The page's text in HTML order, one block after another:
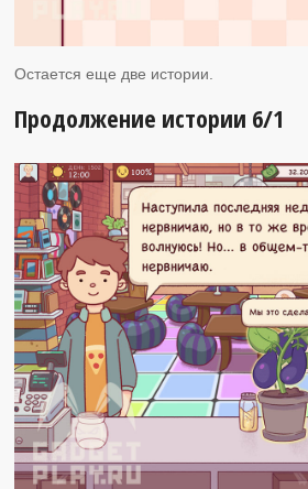
Остается еще две истории.
Продолжение истории 6/1